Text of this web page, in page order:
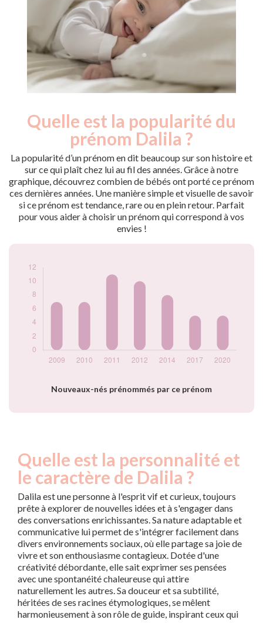
Quelle est la popularité du
prénom Dalila ?
La popularité d’un prénom en dit beaucoup sur son histoire et
sur ce qui plaît chez lui au fil des années. Grâce à notre
graphique, découvrez combien de bébés ont porté ce prénom
ces dernières années. Une manière simple et visuelle de savoir
si ce prénom est tendance, rare ou en plein retour. Parfait
pour vous aider à choisir un prénom qui correspond à vos
envies !
Nouveaux-nés prénommés par ce prénom
année
Année
Nouveaux-
nés
2010
7
2011
11
2012
10
2014
8
2017
5
2020
5
Quelle est la personnalité et
le caractère de Dalila ?
Dalila est une personne à l'esprit vif et curieux, toujours
prête à explorer de nouvelles idées et à s'engager dans
des conversations enrichissantes. Sa nature adaptable et
communicative lui permet de s'intégrer facilement dans
divers environnements sociaux, où elle partage sa joie de
vivre et son enthousiasme contagieux. Dotée d'une
créativité débordante, elle sait exprimer ses pensées
avec une spontanéité chaleureuse qui attire
naturellement les autres. Sa douceur et sa subtilité,
héritées de ses racines étymologiques, se mêlent
harmonieusement à son rôle de guide, inspirant ceux qui